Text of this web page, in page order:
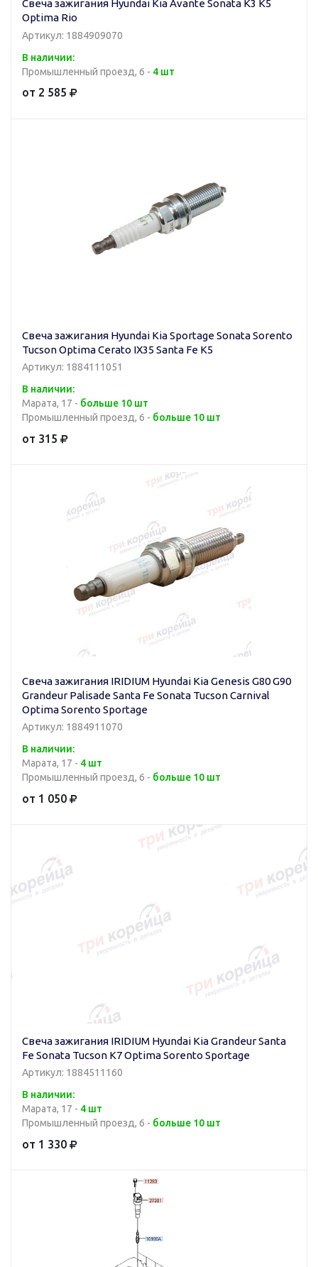
Свеча зажигания Hyundai Kia Avante Sonata K3 K5
Optima Rio
Артикул: 1884909070
В наличии:
Промышленный проезд, 6 - 4 шт
от 2 585
Свеча зажигания Hyundai Kia Sportage Sonata Sorento
Tucson Optima Cerato IX35 Santa Fe K5
Артикул: 1884111051
В наличии:
Марата, 17 - больше 10 шт
Промышленный проезд, 6 - больше 10 шт
от 315
Свеча зажигания IRIDIUM Hyundai Kia Genesis G80 G90
Grandeur Palisade Santa Fe Sonata Tucson Carnival
Optima Sorento Sportage
Артикул: 1884911070
В наличии:
Марата, 17 - 4 шт
Промышленный проезд, 6 - больше 10 шт
от 1 050
Свеча зажигания IRIDIUM Hyundai Kia Grandeur Santa
Fe Sonata Tucson K7 Optima Sorento Sportage
Артикул: 1884511160
В наличии:
Марата, 17 - 4 шт
Промышленный проезд, 6 - больше 10 шт
от 1 330